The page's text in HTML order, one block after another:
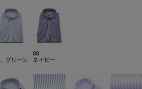
グリーン
88
ネイビー